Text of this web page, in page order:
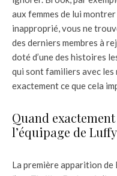
aux femmes de lui
inapproprié, vous ne
des derniers membres à
doté d’une des histoires
qui sont familiers avec les
exactement ce que cela
Quand
l’équipage de
La première apparition